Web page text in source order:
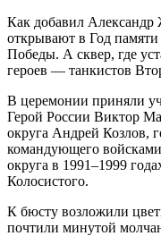
Как добавил Александр
открывают в Год
Победы. А сквер, где
героев — танкистов
В церемонии приняли
Герой России Виктор
округа Андрей Козлов,
командующего
округа в 1991–1999
Колосистого.
К бюсту возложили
почтили минутой